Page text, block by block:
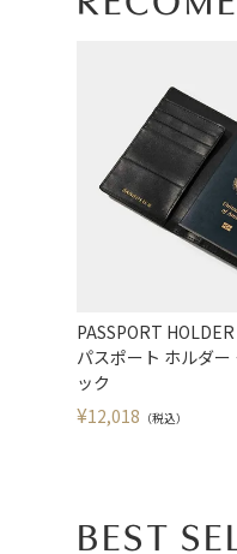
PASSPORT
パスポート ホルダー
ック
¥12,018 （税込）
BEST